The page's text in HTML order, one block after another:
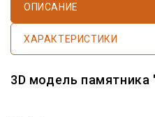
ОПИСАНИЕ
ХАРАКТЕРИСТИКИ
3D модель памятника